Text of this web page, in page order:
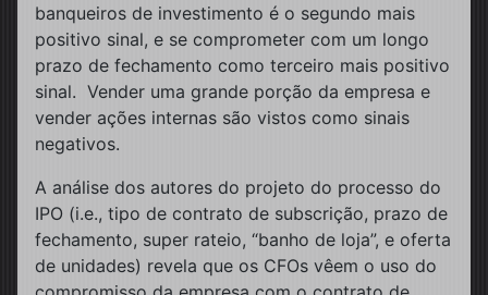
banqueiros de investimento é o segundo mais
positivo sinal, e se comprometer com um longo
prazo de fechamento como terceiro mais positivo
sinal. Vender uma grande porção da empresa e
vender ações internas são vistos como sinais
negativos.
A análise dos autores do projeto do processo do
IPO (i.e., tipo de contrato de subscrição, prazo de
fechamento, super rateio, “banho de loja”, e oferta
de unidades) revela que os CFOs vêem o uso do